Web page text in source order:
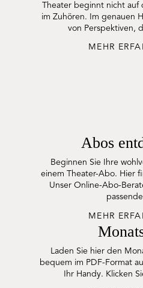
Theater beginnt nicht auf
im Zuhören. Im genauen
von Perspektiven,
MEHR
Abos
Beginnen Sie Ihre
einem Theater-Abo. Hier
Unser Online-Abo-
MEHR
Laden Sie hier den
bequem im PDF-Format
Ihr Handy. Klicken